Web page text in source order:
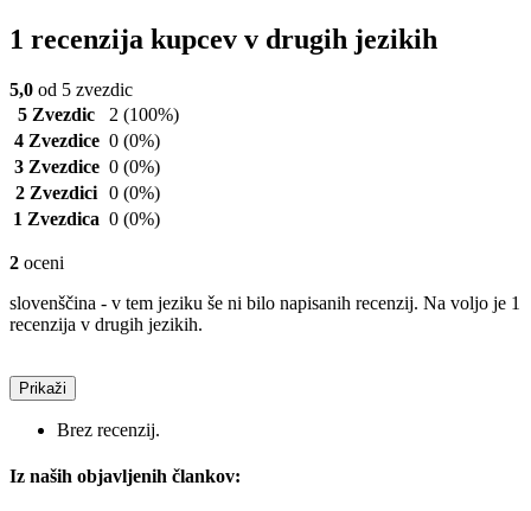
1 recenzija kupcev v drugih jezikih
5,0 od 5 zvezdic
5 Zvezdic
2 (100%)
4 Zvezdice 0 (0%)
3 Zvezdice 0 (0%)
2 Zvezdici 0 (0%)
1 Zvezdica 0 (0%)
2 oceni
slovenščina - v tem jeziku še ni bilo napisanih recenzij. Na voljo je 1
recenzija v drugih jezikih.
Prikaži
Brez recenzij.
Iz naših objavljenih člankov: